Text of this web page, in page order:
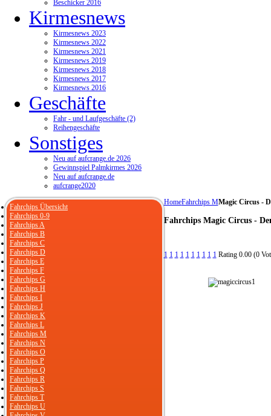
Beschicker 2016
Kirmesnews
Kirmesnews 2023
Kirmesnews 2022
Kirmesnews 2021
Kirmesnews 2019
Kirmesnews 2018
Kirmesnews 2017
Kirmesnews 2016
Geschäfte
Fahr - und Laufgeschäfte (2)
Reihengeschäfte
Sonstiges
Neu auf aufcrange.de 2026
Gewinnspiel Palmkirmes 2026
Neu auf aufcrange.de
aufcrange2020
HomeFahrchips MMagic Circus -
Fahrchips Magic Circus -
1 1 1 1 1 1 1 1 1 1 Rating 0.00 (0
Fahrchips Übersicht
Fahrchips 0-9
Fahrchips A
Fahrchips B
Fahrchips C
Fahrchips D
Fahrchips E
Fahrchips F
Fahrchips G
Fahrchips H
Fahrchips I
Fahrchips J
Fahrchips K
Fahrchips L
Fahrchips M
Fahrchips N
Fahrchips O
Fahrchips P
Fahrchips Q
Fahrchips R
Fahrchips S
Fahrchips T
Fahrchips U